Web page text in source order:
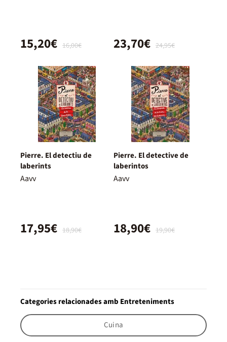
16,00€
15,20€ 24,95€
23,70€
Pierre. El detectiu de
laberints
Aavv
18,90€
17,95€
Pierre. El detective de
laberintos
Aavv
19,90€
18,90€
Categories relacionades amb Entreteniments
Cuina